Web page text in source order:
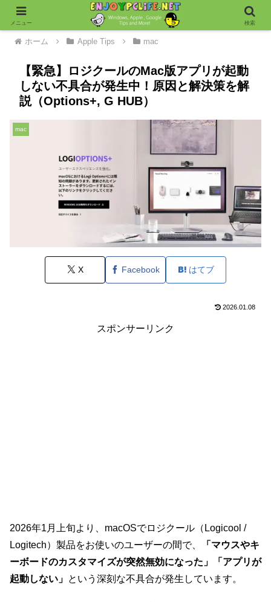
ホーム Apple Tips mac
【緊急】ロジクールのMac版アプリが起動
しない不具合が発生中！原因と解決策を解
説（Options+, G HUB）
mac
X Facebook はてブ
2026.01.08
スポンサーリンク
2026年1月上旬より、macOSでロジクール（Logicool /
Logitech）製品をお使いのユーザーの間で、
「マウスやキ
ーボードのカスタマイズが突然無効になった」「アプリが
起動しない」 という深刻な不具合が発生しています。
メニュー 検索